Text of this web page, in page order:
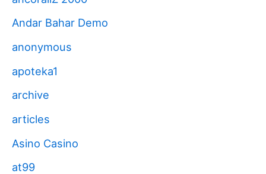
Andar Bahar Demo
anonymous
apoteka1
archive
articles
Asino Casino
at99